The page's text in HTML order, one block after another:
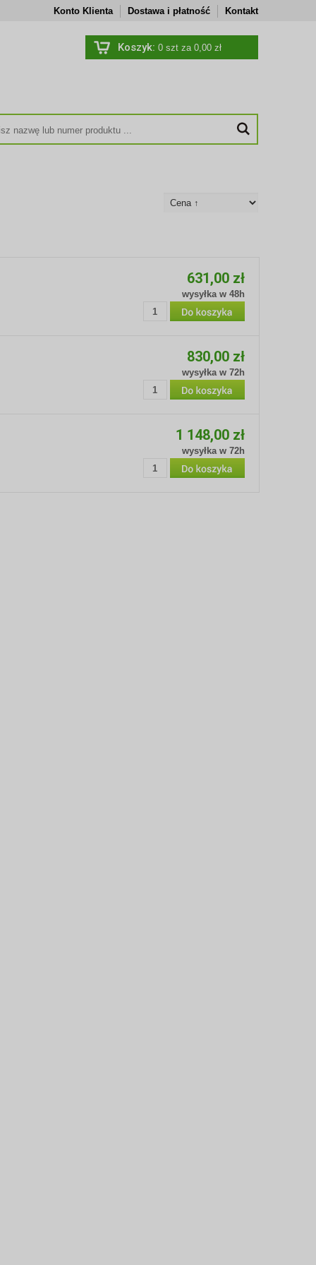
Konto Klienta Dostawa i płatność Kontakt
Koszyk: 0 szt za 0,00 zł
631,00 zł
wysyłka w 48h
830,00 zł
wysyłka w 72h
1 148,00 zł
wysyłka w 72h